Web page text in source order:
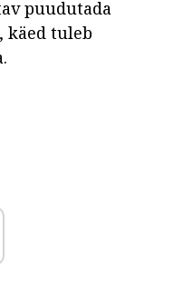
puudutada
käed tuleb